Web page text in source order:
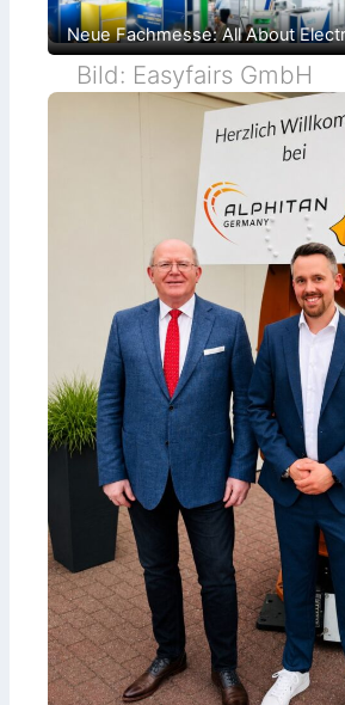
Neue Fachmesse: All About
Bild: Easyfairs GmbH